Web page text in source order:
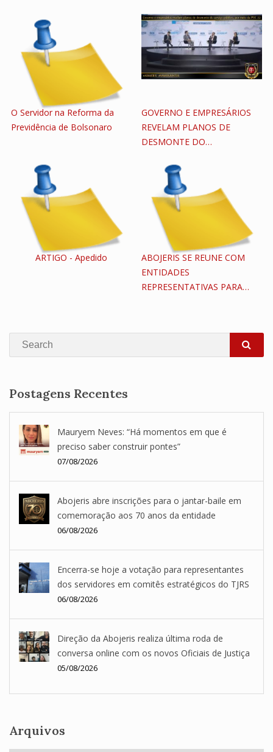
O Servidor na Reforma da
Previdência de Bolsonaro
GOVERNO E EMPRESÁRIOS
REVELAM PLANOS DE
DESMONTE DO…
ARTIGO - Apedido
ABOJERIS SE REUNE COM
ENTIDADES
REPRESENTATIVAS PARA…
Search
Postagens Recentes
Mauryem Neves: “Há momentos em que é
preciso saber construir pontes”
07/08/2026
Abojeris abre inscrições para o jantar-baile em
comemoração aos 70 anos da entidade
06/08/2026
Encerra-se hoje a votação para representantes
dos servidores em comitês estratégicos do TJRS
06/08/2026
Direção da Abojeris realiza última roda de
conversa online com os novos Oficiais de Justiça
05/08/2026
Arquivos